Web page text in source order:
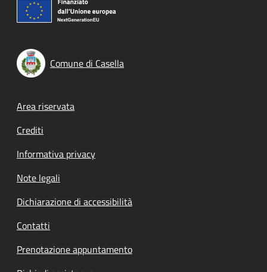
Comune di Casella
Footer menu
Area riservata
Crediti
Informativa privacy
Note legali
Dichiarazione di accessibilità
Contatti
Prenotazione appuntamento